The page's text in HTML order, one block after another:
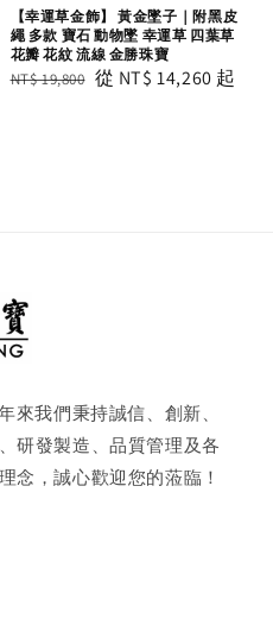
【幸運草金飾】 黃金墜子｜附黑皮
繩 多款 寶石 動物墜 幸運草 四葉草
花瓣 花紋 流線 金勝珠寶
Regular
NT$ 19,800 Sale
從 NT$ 14,260 起
來我們秉持誠信、創新、
研發製造、品質管理及各
念，誠心歡迎您的蒞臨！